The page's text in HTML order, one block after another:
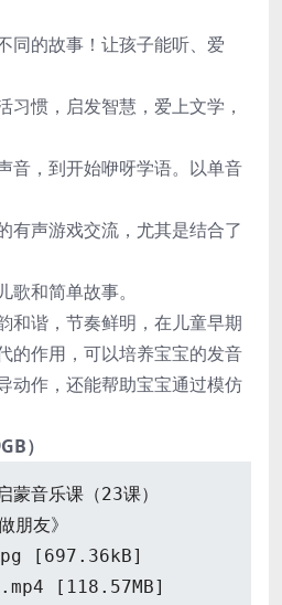
同的故事！让孩子能听、爱
习惯，启发智慧，爱上文学，
音，到开始咿呀学语。以单音
有声游戏交流，尤其是结合了
和简单故事。
和谐，节奏鲜明，在儿童早期
的作用，可以培养宝宝的发音
动作，还能帮助宝宝通过模仿
）
蒙音乐课（23课）
朋友》
[697.36kB]
[118.57MB]